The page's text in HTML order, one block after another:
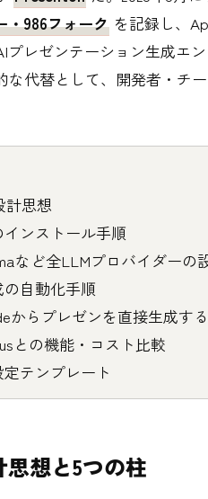
・986フォーク を記録し、
レゼンテーション生成エン
な代替として、開発者・チ
計思想
ンストール手順
など全LLMプロバイダーの
の自動化手順
からプレゼンを直接生成す
との機能・コスト比較
テンプレート
想と5つの柱